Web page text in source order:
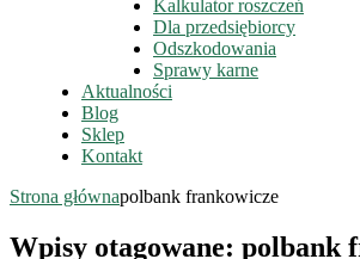
Kalkulator roszczeń
Dla przedsiębiorcy
Odszkodowania
Sprawy karne
Aktualności
Blog
Sklep
Kontakt
Strona głównapolbank frankowicze
Wpisy otagowane: polbank